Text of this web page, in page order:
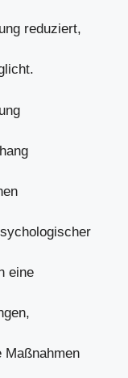
reduziert,
eine
Maßnahmen